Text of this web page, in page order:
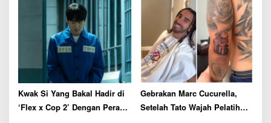
i
o
n
Kwak Si Yang Bakal Hadir di
‘Flex x Cop 2’ Dengan Peran
Gebrakan Marc Cucurella,
Setelah Tato Wajah Pelatih